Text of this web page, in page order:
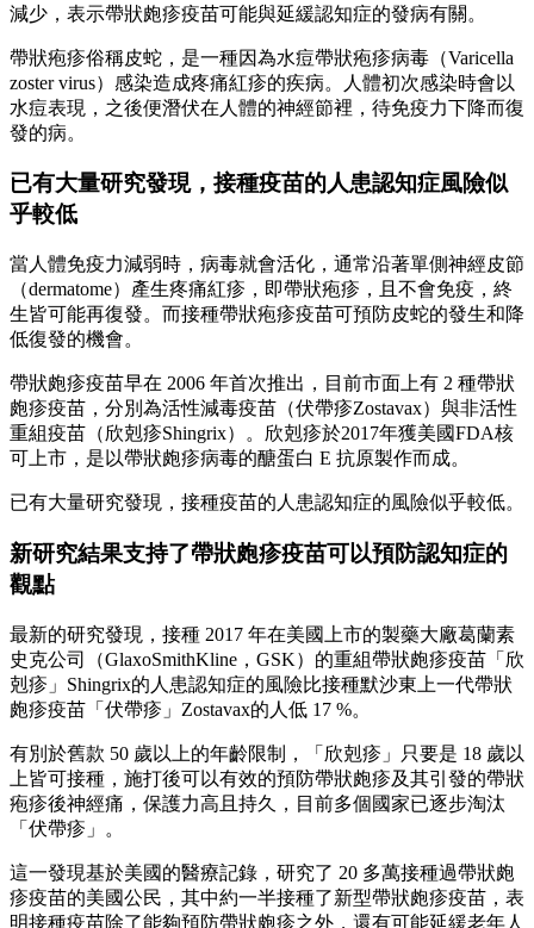
減少，表示帶狀皰疹疫苗可能與延緩認知症的發病有關。
帶狀疱疹俗稱皮蛇，是一種因為水痘帶狀疱疹病毒（Varicella
zoster virus）感染造成疼痛紅疹的疾病。人體初次感染時會以
水痘表現，之後便潛伏在人體的神經節裡，待免疫力下降而復
發的病。
已有大量研究發現，接種疫苗的人患認知症風險似
乎較低
當人體免疫力減弱時，病毒就會活化，通常沿著單側神經皮節
（dermatome）產生疼痛紅疹，即帶狀疱疹，且不會免疫，終
生皆可能再復發。而接種帶狀疱疹疫苗可預防皮蛇的發生和降
低復發的機會。
帶狀皰疹疫苗早在 2006 年首次推出，目前市面上有 2 種帶狀
皰疹疫苗，分別為活性減毒疫苗（伏帶疹Zostavax）與非活性
重組疫苗（欣剋疹Shingrix）。欣剋疹於2017年獲美國FDA核
可上市，是以帶狀皰疹病毒的醣蛋白 E 抗原製作而成。
已有大量研究發現，接種疫苗的人患認知症的風險似乎較低。
新研究結果支持了帶狀皰疹疫苗可以預防認知症的
觀點
最新的研究發現，接種 2017 年在美國上市的製藥大廠葛蘭素
史克公司（GlaxoSmithKline，GSK）的重組帶狀皰疹疫苗「欣
剋疹」Shingrix的人患認知症的風險比接種默沙東上一代帶狀
皰疹疫苗「伏帶疹」Zostavax的人低 17 %。
有別於舊款 50 歲以上的年齡限制，「欣剋疹」只要是 18 歲以
上皆可接種，施打後可以有效的預防帶狀皰疹及其引發的帶狀
疱疹後神經痛，保護力高且持久，目前多個國家已逐步淘汰
「伏帶疹」。
這一發現基於美國的醫療記錄，研究了 20 多萬接種過帶狀皰
疹疫苗的美國公民，其中約一半接種了新型帶狀皰疹疫苗，表
明接種疫苗除了能夠預防帶狀皰疹之外，還有可能延緩老年人